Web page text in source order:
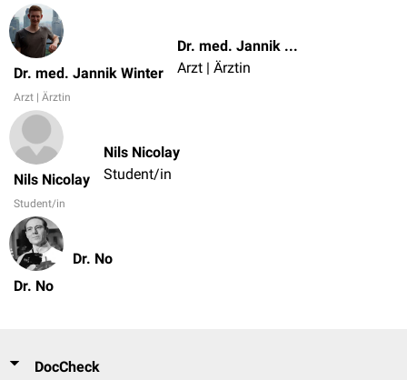
Dr. med. Jannik Winter
Arzt | Ärztin
Dr. med. Jannik Winter
Arzt | Ärztin
Nils Nicolay
Student/in
Nils Nicolay
Student/in
Dr. No
Dr. No
DocCheck